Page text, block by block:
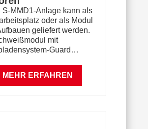
S-MMD1-Anlage kann als
oder als Modul
geliefert werden.
mit
Guard…
MEHR ERFAHREN